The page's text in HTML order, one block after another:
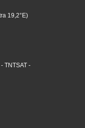
19,2°E)
- TNTSAT -